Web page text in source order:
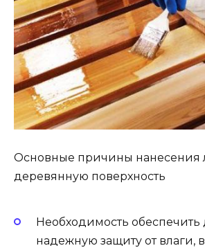
Основные причины нанесения
деревянную поверхность
Необходимость
надежную защиту от влаги,